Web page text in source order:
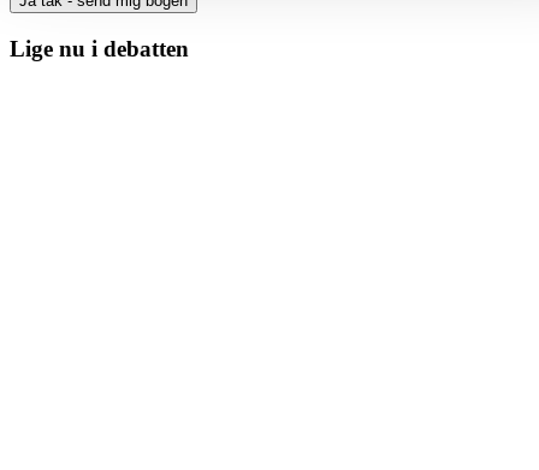
Lige nu i debatten